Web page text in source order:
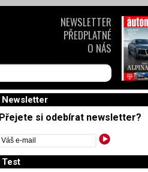
Newsletter
Přejete si odebírat newsletter?
Test
NEWSLETTER
PŘEDPLATNÉ
O NÁS